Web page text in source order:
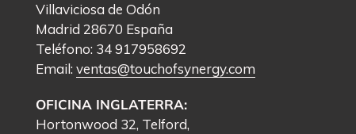
Villaviciosa de Odón
Madrid 28670 España
Teléfono: 34 917958692
Email: ventas@touchofsynergy.com
OFICINA INGLATERRA:
Hortonwood 32, Telford,